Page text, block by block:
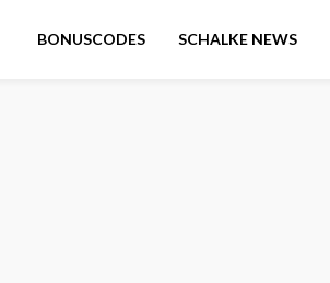
BONUSCODES SCHALKE NEWS